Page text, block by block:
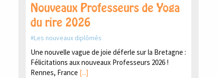
Nouveaux Professeurs de Yoga
du rire 2026
Les nouveaux diplômés
Une nouvelle vague de joie déferle sur la Bretagne :
Félicitations aux nouveaux Professeurs 2026 !
Rennes, France [...]